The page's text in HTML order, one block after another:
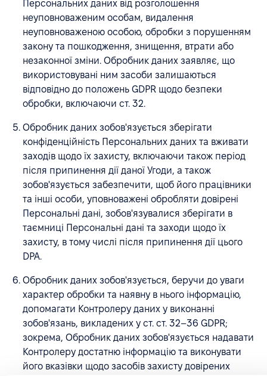
Персональних даних від розголошення
неуповноваженим особам, видалення
неуповноваженою особою, обробки з порушенням
закону та пошкодження, знищення, втрати або
незаконної зміни. Обробник даних заявляє, що
використовувані ним засоби залишаються
відповідно до положень GDPR щодо безпеки
обробки, включаючи ст. 32.
Обробник даних зобов'язується зберігати
конфіденційність Персональних даних та вживати
заходів щодо їх захисту, включаючи також період
після припинення дії даної Угоди, а також
зобов'язується забезпечити, щоб його працівники
та інші особи, уповноважені обробляти довірені
Персональні дані, зобов'язувалися зберігати в
таємниці Персональні дані та заходи щодо їх
захисту, в тому числі після припинення дії цього
DPA.
Обробник даних зобов'язується, беручи до уваги
характер обробки та наявну в нього інформацію,
допомагати Контролеру даних у виконанні
зобов'язань, викладених у ст. ст. 32–36 GDPR;
зокрема, Обробник даних зобов'язується надавати
Контролеру достатню інформацію та виконувати
його вказівки щодо засобів захисту довірених